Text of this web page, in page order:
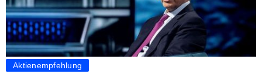
Aktienempfehlung